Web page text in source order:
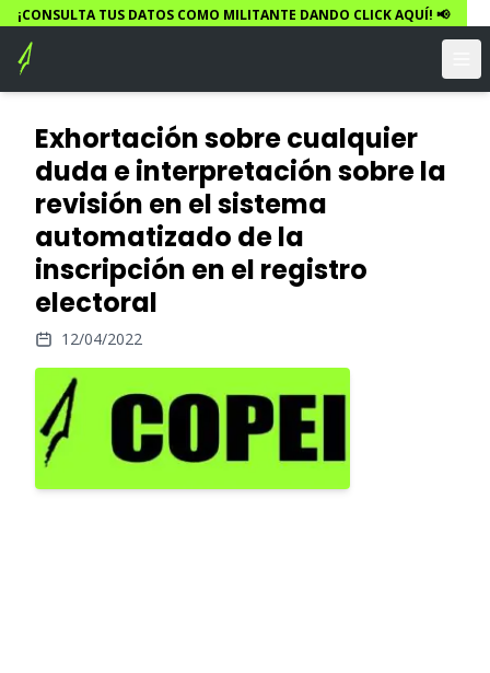
¡CONSULTA TUS DATOS COMO MILITANTE DANDO CLICK AQUÍ! 📢
Exhortación sobre cualquier
duda e interpretación sobre la
revisión en el sistema
automatizado de la
inscripción en el registro
electoral
12/04/2022